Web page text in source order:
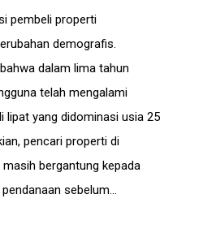
pembeli properti
demografis.
dalam lima tahun
telah mengalami
lipat yang didominasi usia 25
pencari properti di
bergantung kepada
sebelum…